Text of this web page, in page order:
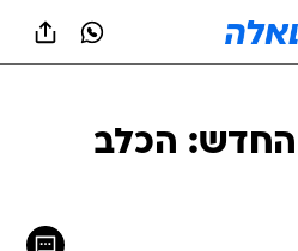
החדש: הכלב